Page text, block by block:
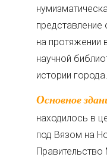
на протяжении
научной
истории города.
Основное здание Музея с 1934 года
находилось в
под Вязом на